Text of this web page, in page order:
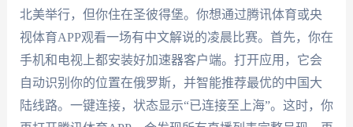
北美举行，但你住在圣彼得堡。你想通过腾讯体育或央
视体育APP观看一场有中文解说的凌晨比赛。首先，你在
手机和电视上都安装好加速器客户端。打开应用，它会
自动识别你的位置在俄罗斯，并智能推荐最优的中国大
陆线路。一键连接，状态显示“已连接至上海”。这时，你